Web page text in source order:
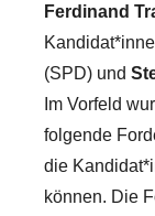
Ferdinand
(SPD) und
Im Vorfeld
folgende
die
können. Die